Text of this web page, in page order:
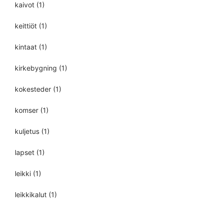
kaivot (1)
keittiöt (1)
kintaat (1)
kirkebygning (1)
kokesteder (1)
komser (1)
kuljetus (1)
lapset (1)
leikki (1)
leikkikalut (1)